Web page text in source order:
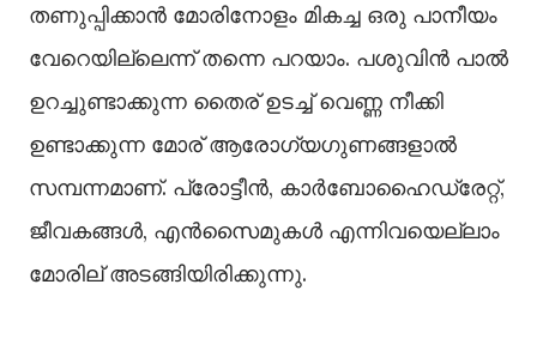
തണുപ്പിക്കാൻ മോരിനോളം മികച്ച ഒരു പാനീയം
വേറെയില്ലെന്ന് തന്നെ പറയാം. പശുവിൻ പാൽ
ഉറച്ചുണ്ടാക്കുന്ന തൈര് ഉടച്ച് വെണ്ണ നീക്കി
ഉണ്ടാക്കുന്ന മോര് ആരോഗ്യഗുണങ്ങളാൽ
സമ്പന്നമാണ്. പ്രോട്ടീൻ, കാർബോഹൈഡ്രേറ്റ്,
ജീവകങ്ങൾ, എൻസൈമുകൾ എന്നിവയെല്ലാം
മോരില്‌ അടങ്ങിയിരിക്കുന്നു.‌